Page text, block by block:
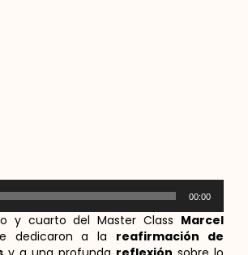
00:00
y cuarto del Master Class Marcel
dedicaron a la reafirmación de